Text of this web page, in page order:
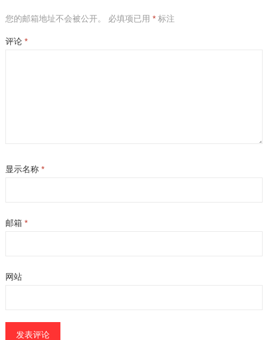
您的邮箱地址不会被公开。 必填项已用 *标注
评论 *
显示名称 *
邮箱 *
网站